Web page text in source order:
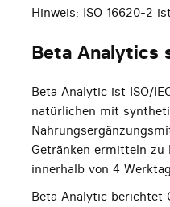
Hinweis: ISO 16620-2
Beta Analytics
Beta Analytic ist ISO/
natürlichen mit
Getränken ermitteln zu
innerhalb von 4
Beta Analytic berichtet